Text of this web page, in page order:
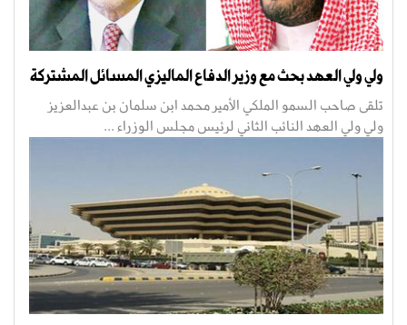
ولي ولي العهد بحث مع وزير الدفاع الماليزي المسائل المشتركة
تلقى صاحب السمو الملكي الأمير محمد ابن سلمان بن عبدالعزيز
ولي ولي العهد النائب الثاني لرئيس مجلس الوزراء ...